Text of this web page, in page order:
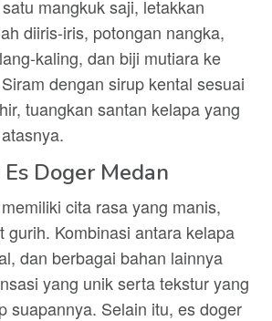
mangkuk saji, letakkan
diiris-iris, potongan nangka,
kaling, dan biji mutiara ke
dengan sirup kental sesuai
tuangkan santan kelapa yang
Doger Medan
cita rasa yang manis,
gurih. Kombinasi antara kelapa
dan berbagai bahan lainnya
yang unik serta tekstur yang
suapannya. Selain itu, es doger